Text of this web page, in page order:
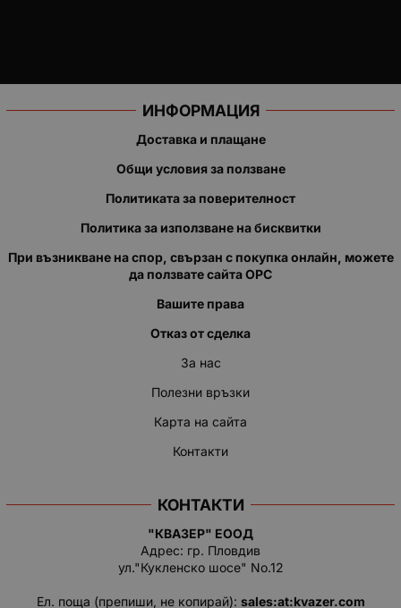
ИНФОРМАЦИЯ
Доставка и плащане
Общи условия за ползване
Политиката за поверителност
Политика за използване на бисквитки
При възникване на спор, свързан с покупка онлайн, можете
да ползвате сайта ОРС
Вашите права
Отказ от сделка
За нас
Полезни връзки
Карта на сайта
Контакти
КОНТАКТИ
"КВАЗЕР" ЕООД
Адрес: гр. Пловдив
ул."Кукленско шосе" No.12
Ел. поща (препиши, не копирай): salеs:at:kvazer.cоm